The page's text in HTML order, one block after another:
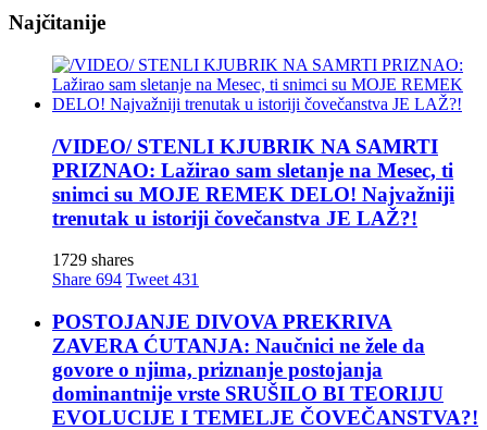
Najčitanije
/VIDEO/ STENLI KJUBRIK NA SAMRTI
PRIZNAO: Lažirao sam sletanje na Mesec, ti
snimci su MOJE REMEK DELO! Najvažniji
trenutak u istoriji čovečanstva JE LAŽ?!
1729 shares
Share 694 Tweet 431
POSTOJANJE DIVOVA PREKRIVA
ZAVERA ĆUTANJA: Naučnici ne žele da
govore o njima, priznanje postojanja
dominantnije vrste SRUŠILO BI TEORIJU
EVOLUCIJE I TEMELJE ČOVEČANSTVA?!